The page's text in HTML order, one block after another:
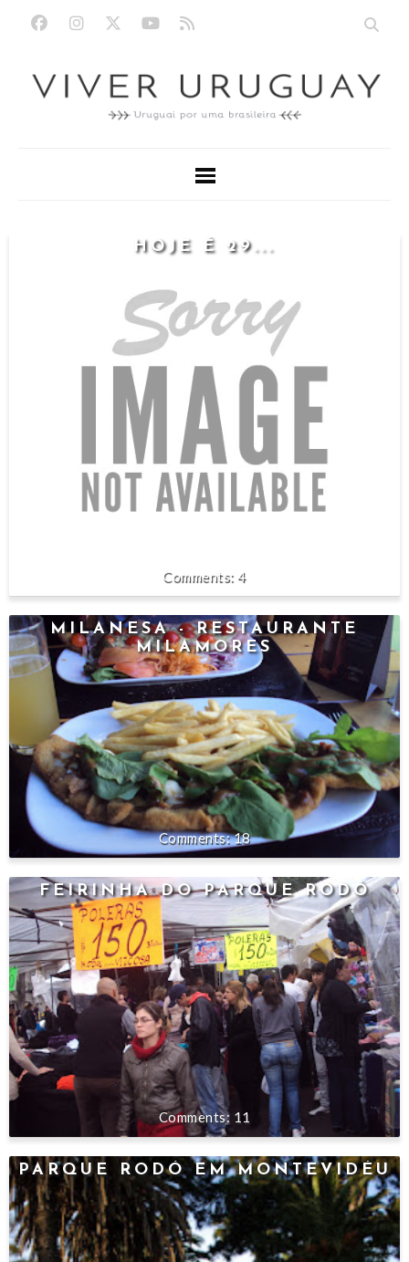
HOJE É 29...
4
MILANESA - RESTAURANTE
MILAMORES
18
FEIRINHA DO PARQUE RODÓ
11
PARQUE RODÓ EM MONTEVIDÉU